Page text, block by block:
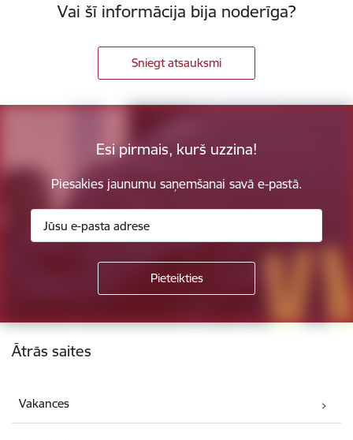
Vai šī informācija bija noderīga?
Sniegt atsauksmi
Esi pirmais, kurš uzzina!
Piesakies jaunumu saņemšanai savā e-pastā.
Kājene
Ātrās saites
Vakances